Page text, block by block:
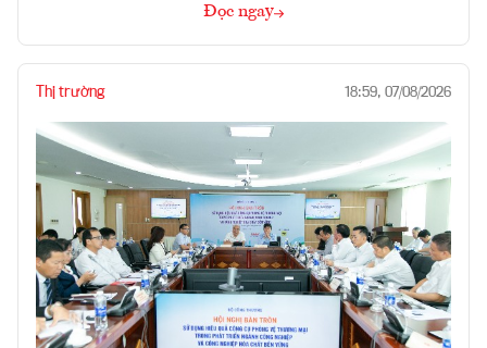
Đọc ngay
Thị trường 18:59, 07/08/2026